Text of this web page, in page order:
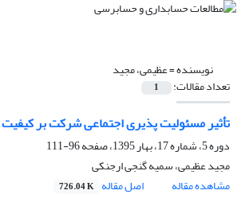
نویسنده =عظیمی، مجید
تعداد مقالات: 1
تأثیر مسئولیت پذیری اجتماعی شرکت بر
دوره 5، شماره 17، بهار 1395، صفحه
96-111
مجید عظیمی، سمیه گنجی ارجنکی
مشاهده مقاله
اصل مقاله 726.04 K